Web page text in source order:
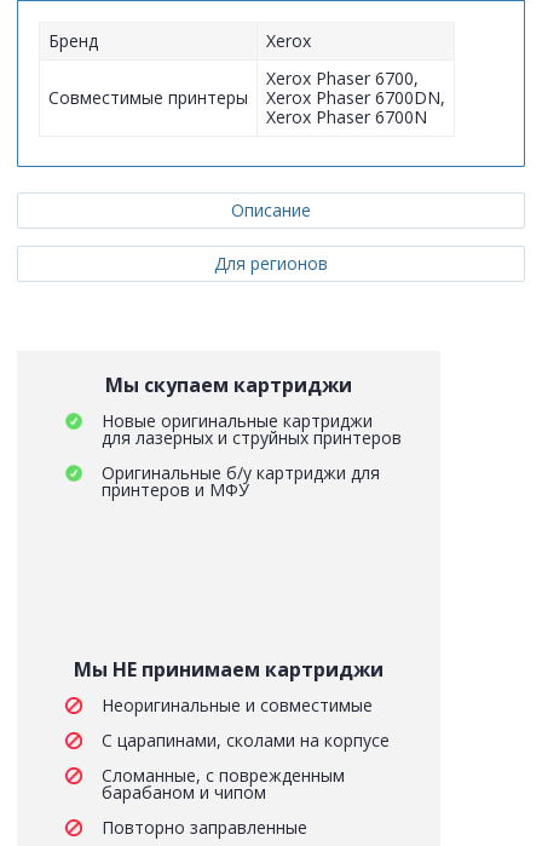
Бренд Xerox
Совместимые принтеры
Xerox Phaser 6700,
Xerox Phaser 6700DN,
Xerox Phaser 6700N
Описание
Для регионов
Мы скупаем картриджи
Новые оригинальные картриджи
для лазерных и струйных принтеров
Оригинальные б/у картриджи для
принтеров и МФУ
Мы НЕ принимаем картриджи
Неоригинальные и совместимые
С царапинами, сколами на корпусе
Сломанные, с поврежденным
барабаном и чипом
Повторно заправленные